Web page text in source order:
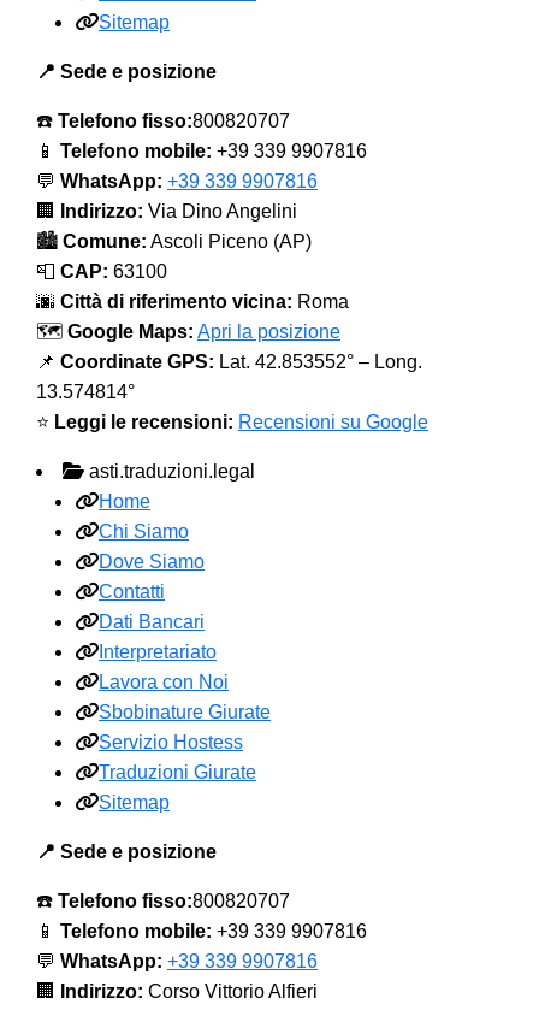
Sitemap
📍 Sede e posizione
☎️ Telefono fisso:800820707
📱 Telefono mobile: +39 339 9907816
💬 WhatsApp: +39 339 9907816
🏢
Indirizzo: Via Dino Angelini
🏙️ Comune: Ascoli Piceno (AP)
📮 CAP: 63100
🌆 Città di riferimento vicina: Roma
🗺️ Google Maps: Apri la posizione
📌 Coordinate GPS: Lat. 42.853552° – Long.
13.574814°
⭐ Leggi le recensioni: Recensioni su Google
asti.traduzioni.legal
Home
Chi Siamo
Dove Siamo
Contatti
Dati Bancari
Interpretariato
Lavora con Noi
Sbobinature Giurate
Servizio Hostess
Traduzioni Giurate
Sitemap
📍 Sede e posizione
☎️ Telefono fisso:800820707
📱 Telefono mobile: +39 339 9907816
💬 WhatsApp: +39 339 9907816
🏢
Indirizzo: Corso Vittorio Alfieri